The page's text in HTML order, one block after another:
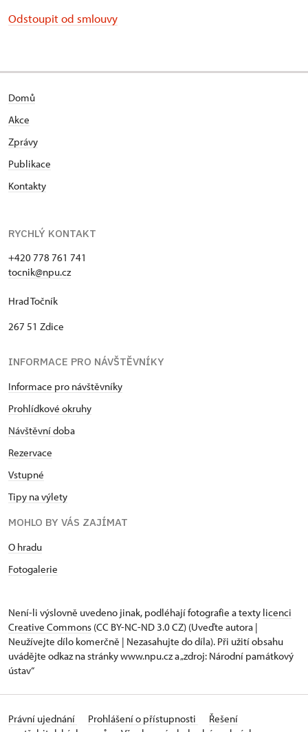
Odstoupit od smlouvy
Domů
Akce
Zprávy
Publikace
Kontakty
RYCHLÝ KONTAKT
+420 778 761 741
tocnik@npu.cz
Hrad Točník
267 51 Zdice
INFORMACE PRO NÁVŠTĚVNÍKY
Informace pro návštěvníky
Prohlídkové okruhy
Návštěvní doba
Rezervace
Vstupné
Tipy na výlety
MOHLO BY VÁS ZAJÍMAT
O hradu
Fotogalerie
Není-li výslovně uvedeno jinak, podléhají fotografie a texty licenci
Creative Commons (CC BY-NC-ND 3.0 CZ) (Uveďte autora |
Neužívejte dílo komerčně | Nezasahujte do díla). Při užití obsahu
uvádějte odkaz na stránky www.npu.cz a „zdroj: Národní památkový
ústav“
Právní ujednání Prohlášení o přístupnosti
Řešení